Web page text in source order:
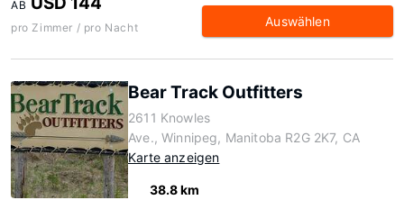
AB
pro Zimmer / pro Nacht Auswählen
Bear Track Outfitters
2611 Knowles
Ave., Winnipeg, Manitoba R2G 2K7, CA
Karte anzeigen
38.8 km